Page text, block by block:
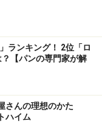
たは記事公開時点で
ランキング！ 2位「ロ
【パンの専門家が解
さんの理想のかた
ハイム